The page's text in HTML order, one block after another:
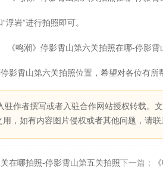
浮岩”进行拍照即可。
影霄山第六关拍照位置，希望对各位有所
驻作者撰写或者入驻合作网站授权转载。
，如有内容图片侵权或者其他问题，请联
在哪拍照-停影霄山第五关拍照位置介绍
下一篇：